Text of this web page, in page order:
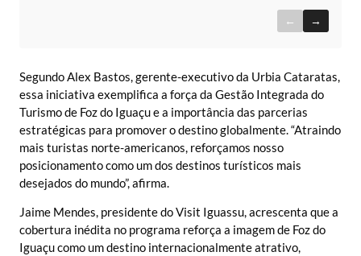
← →
Segundo Alex Bastos, gerente-executivo da Urbia Cataratas,
essa iniciativa exemplifica a força da Gestão Integrada do
Turismo de Foz do Iguaçu e a importância das parcerias
estratégicas para promover o destino globalmente. “Atraindo
mais turistas norte-americanos, reforçamos nosso
posicionamento como um dos destinos turísticos mais
desejados do mundo”, afirma.
Jaime Mendes, presidente do Visit Iguassu, acrescenta que a
cobertura inédita no programa reforça a imagem de Foz do
Iguaçu como um destino internacionalmente atrativo,